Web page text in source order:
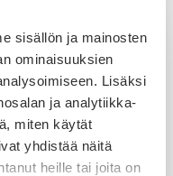
sisällön ja mainosten
ominaisuuksien
Lisäksi
ja analytiikka-
miten käytät
yhdistää näitä
heille tai joita on